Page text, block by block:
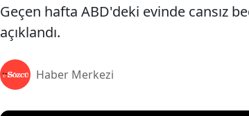
Geçen hafta ABD'deki evinde cansız
açıklandı.
Haber Merkezi